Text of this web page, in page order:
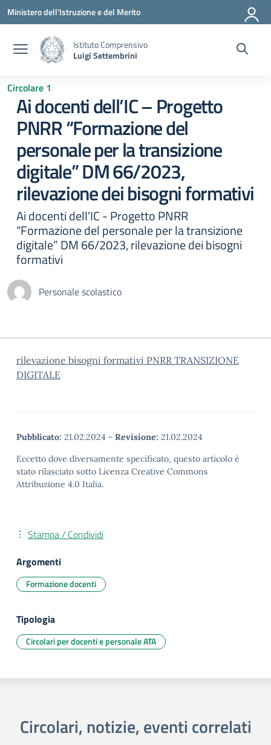
Vai ai contenuti
Vai al menu di navigazione
Vai al footer
Ministero dell'Istruzione e del Merito
Istituto Comprensivo
Luigi Settembrini
Circolare 1
Ai docenti dell’IC – Progetto
PNRR “Formazione del
personale per la transizione
digitale” DM 66/2023,
rilevazione dei bisogni formativi
Ai docenti dell'IC - Progetto PNRR
“Formazione del personale per la transizione
digitale” DM 66/2023, rilevazione dei bisogni
formativi
Personale scolastico
rilevazione bisogni formativi PNRR TRANSIZIONE
DIGITALE
Pubblicato: 21.02.2024 - Revisione: 21.02.2024
Eccetto dove diversamente specificato, questo articolo è
stato rilasciato sotto Licenza Creative Commons
Attribuzione 4.0 Italia.
Stampa / Condividi
Argomenti
Formazione docenti
Tipologia
Circolari per docenti e personale ATA
Circolari, notizie, eventi correlati